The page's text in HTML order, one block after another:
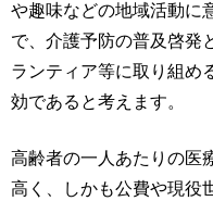
や趣味などの地域活動に
で、介護予防の普及啓発
ランティア等に取り組め
効であると考えます。
高齢者の一人あたりの医
高く、しかも公費や現役